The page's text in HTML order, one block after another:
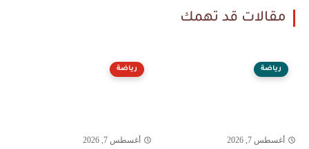
مقالات قد تهمك
رياضة
أغسطس 7, 2026
رياضة
أغسطس 7, 2026